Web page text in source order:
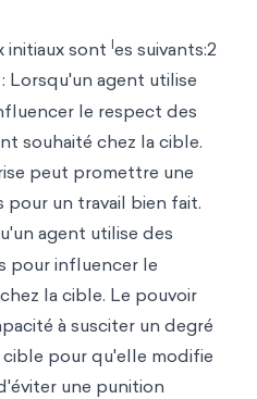
initiaux sont les suivants:2
Lorsqu'un agent utilise
le respect des
souhaité chez la cible.
peut promettre une
un travail bien fait.
agent utilise des
pour influencer le
la cible. Le pouvoir
à susciter un degré
pour qu'elle modifie
une punition